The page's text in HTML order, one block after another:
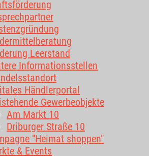
Leerstand
Informationsstellen
Händlerportal
Gewerbeobjekte
Am Markt 10
Driburger Straße 10
"Heimat shoppen"
& Events